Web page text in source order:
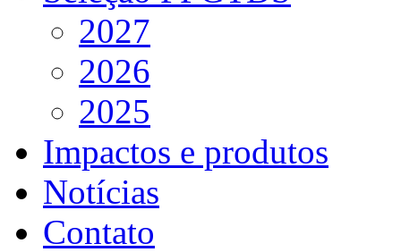
2027
2026
2025
Impactos e produtos
Notícias
Contato